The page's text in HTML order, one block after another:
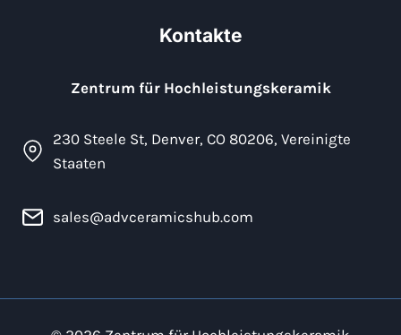
Kontakte
Zentrum für Hochleistungskeramik
230 Steele St, Denver, CO 80206, Vereinigte
Staaten
sales@advceramicshub.com